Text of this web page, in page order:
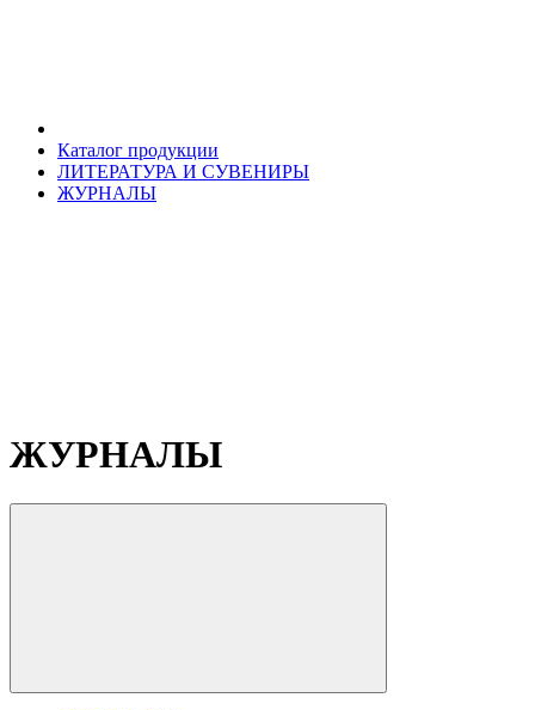
Каталог продукции
ЛИТЕРАТУРА И СУВЕНИРЫ
ЖУРНАЛЫ
ЖУРНАЛЫ